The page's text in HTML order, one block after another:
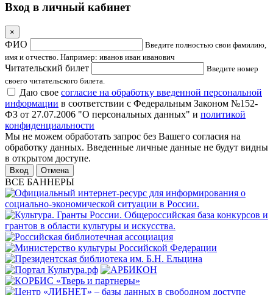
Вход в личный кабинет
×
ФИО
Введите полностью свои фамилию,
имя и отчество. Например: иванов иван иванович
Читательский билет
Введите номер
своего читательского билета.
Даю свое согласие на обработку введенной персональной
информации в соответствии с Федеральным Законом №152-
ФЗ от 27.07.2006 "О персональных данных" и политикой
конфиденциальности
Мы не можем обработать запрос без Вашего согласия на
обработку данных. Введенные личные данные не будут видны
в открытом доступе.
Отмена
ВСЕ БАННЕРЫ